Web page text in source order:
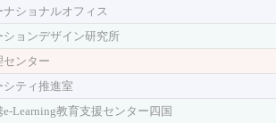
ナショナルオフィス
ションデザイン研究所
センター
シティ推進室
e-Learning教育支援センター四国